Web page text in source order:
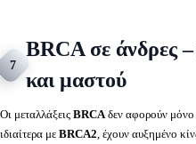
7
BRCA σε άνδρες
και μαστού
Οι μεταλλάξεις BRCAδεν αφορούν μόνο
ιδιαίτερα με BRCA2, έχουν αυξημένο